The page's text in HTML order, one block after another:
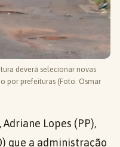
deverá selecionar novas
por prefeituras (Foto: Osmar
Lopes (PP),
que a administração